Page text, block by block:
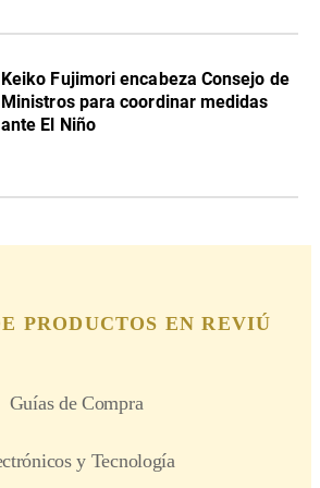
Keiko Fujimori encabeza Consejo de
Ministros para coordinar medidas
ante El Niño